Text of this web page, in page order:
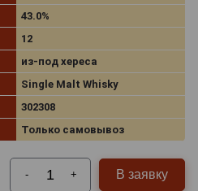
43.0%
12
из-под хереса
Single Malt Whisky
302308
Только самовывоз
- + В заявку